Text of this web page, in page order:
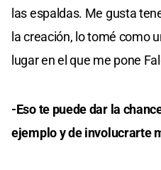
las espaldas. Me gusta
la creación, lo tomé como
lugar en el que me pone
-Eso te puede dar la
ejemplo y de involucrarte